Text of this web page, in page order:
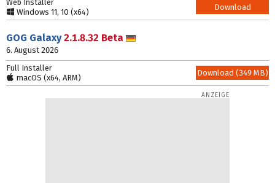
Web Installer
Windows 11, 10 (x64)
Download
GOG Galaxy2.1.8.32 Beta
6. August 2026
Full Installer
macOS (x64, ARM)
Download (349 MB)